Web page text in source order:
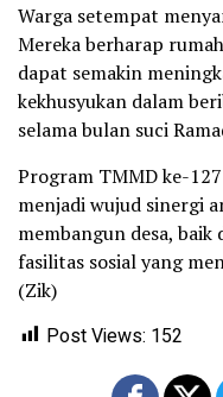
Warga setempat
Mereka berharap
dapat semakin
kekhusyukan dalam
selama bulan suci
Program TMMD ke-
menjadi wujud sinergi
membangun desa,
fasilitas sosial yang
(Zik)
Post Views: 152